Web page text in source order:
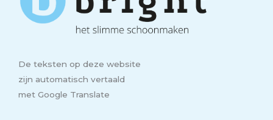
De teksten op deze website
zijn automatisch vertaald
met Google Translate